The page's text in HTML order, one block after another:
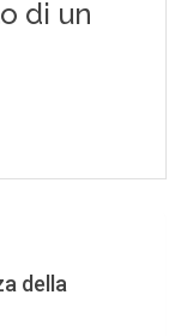
della